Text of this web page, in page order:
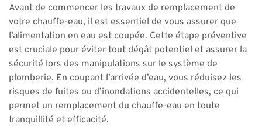
Avant de commencer les travaux de remplacement de
votre chauffe-eau, il est essentiel de vous assurer que
l’alimentation en eau est coupée. Cette étape préventive
est cruciale pour éviter tout dégât potentiel et assurer la
sécurité lors des manipulations sur le système de
plomberie. En coupant l’arrivée d’eau, vous réduisez les
risques de fuites ou d’inondations accidentelles, ce qui
permet un remplacement du chauffe-eau en toute
tranquillité et efficacité.